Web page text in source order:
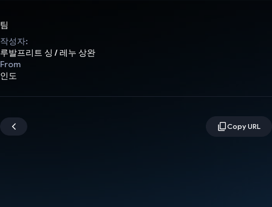
팀
작성자:
루발프리트 싱 / 레누 상완
From
인도